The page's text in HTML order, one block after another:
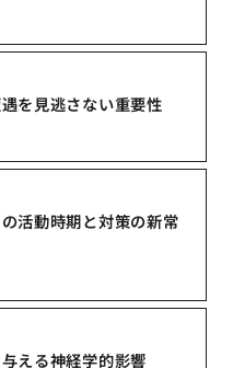
を見逃さない重要性
活動時期と対策の新常
える神経学的影響